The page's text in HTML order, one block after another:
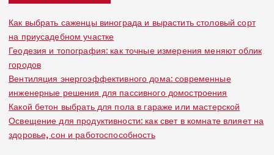
Как выбрать саженцы винограда и вырастить столовый сорт
на приусадебном участке
Геодезия и топография: как точные измерения меняют облик
городов
Вентиляция энергоэффективного дома: современные
инженерные решения для пассивного домостроения
Какой бетон выбрать для пола в гараже или мастерской
Освещение для продуктивности: как свет в комнате влияет на
здоровье, сон и работоспособность